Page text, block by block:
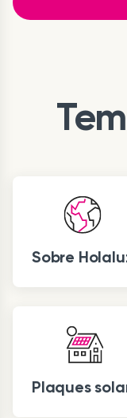
Sobre
Plaques